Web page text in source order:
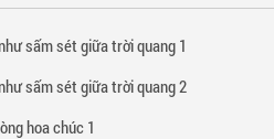
sấm sét giữa trời quang 1
sấm sét giữa trời quang 2
hoa chúc 1